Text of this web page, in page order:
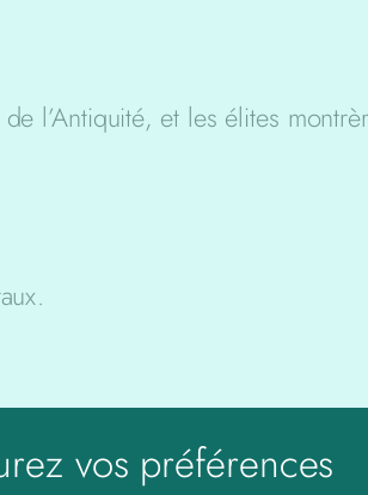
l’Antiquité, et les élites
gauloises ont le mieux
même si leur nom était
vos préférences